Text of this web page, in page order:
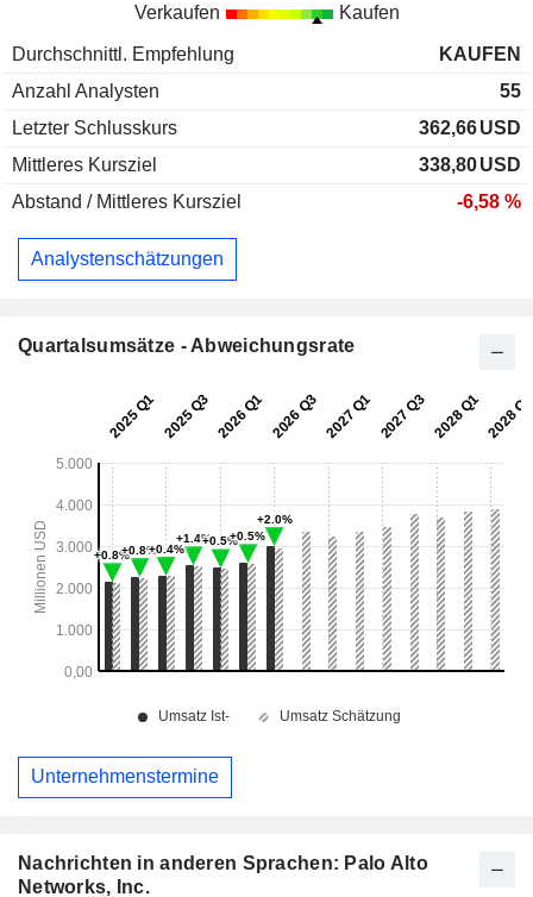
Nachrichten in anderen Sprachen: Palo Alto
Networks, Inc.
Verkaufen Kaufen
Durchschnittl. Empfehlung
KAUFEN
Anzahl Analysten
55
Letzter Schlusskurs
362,66USD
Mittleres Kursziel
338,80USD
Abstand / Mittleres Kursziel
-6,58 %
Analystenschätzungen
Quartalsumsätze - Abweichungsrate
Unternehmenstermine